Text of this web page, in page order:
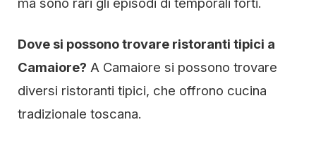
Dove si possono trovare ristoranti tipici a
Camaiore? A Camaiore si possono trovare
diversi ristoranti tipici, che offrono cucina
tradizionale toscana.